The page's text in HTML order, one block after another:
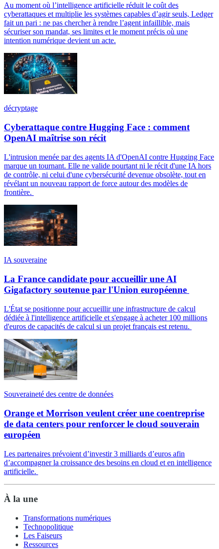
Au moment où l’intelligence artificielle réduit le coût des
cyberattaques et multiplie les systèmes capables d’agir seuls, Ledger
fait un pari : ne pas chercher à rendre l’agent infaillible, mais
sécuriser son mandat, ses limites et le moment précis où une
intention numérique devient un acte.
décryptage
Cyberattaque contre Hugging Face : comment
OpenAI maîtrise son récit
L'intrusion menée par des agents IA d'OpenAI contre Hugging Face
marque un tournant. Elle ne valide pourtant ni le récit d'une IA hors
de contrôle, ni celui d'une cybersécurité devenue obsolète, tout en
révélant un nouveau rapport de force autour des modèles de
frontière.
IA souveraine
La France candidate pour accueillir une AI
Gigafactory soutenue par l'Union européenne
L'État se positionne pour accueillir une infrastructure de calcul
dédiée à l'intelligence artificielle et s'engage à acheter 100 millions
d'euros de capacités de calcul si un projet français est retenu.
Souveraineté des centre de données
Orange et Morrison veulent créer une coentreprise
de data centers pour renforcer le cloud souverain
européen
Les partenaires prévoient d’investir 3 milliards d’euros afin
d’accompagner la croissance des besoins en cloud et en intelligence
artificielle.
À la une
Transformations numériques
Technopolitique
Les Faiseurs
Ressources